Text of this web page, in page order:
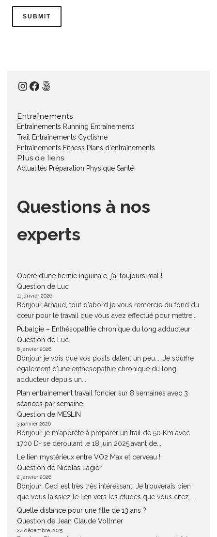
Instagram
Facebook
500px
Entraînements
Entraînements Running Entraînements
Trail
Entraînements Cyclisme
Entraînements Fitness Plans d'entraînements
Plus de liens
Actualités Préparation Physique Santé
Questions à nos
experts
Opéré d’une hernie inguinale, j’ai toujours mal !
Question de Luc
11 janvier 2026
Bonjour Arnaud, tout d'abord je vous remercie du fond du
cœur pour le travail que vous avez effectué pour mettre...
Pubalgie – Enthésopathie chronique du long adducteur
Question de Luc
6 janvier 2026
Bonjour je vois que vos posts datent un peu.... Je souffre
également d'une enthesopathie chronique du long
adducteur depuis un...
Plan entrainement travail foncier sur 8 semaines avec 3
séances par semaine
Question de MESLIN
3 janvier 2026
Bonjour, je m'apprête à préparer un trail de 50 Km avec
1700 D+ se déroulant le 18 juin 2025,avant de...
Le lien mystérieux entre VO2 Max et cerveau !
Question de Nicolas Lagier
2 janvier 2026
Bonjour. Ceci est très très intéressant. Je trouverais bien
que vous laissiez le lien vers les études que vous citez....
Quelle distance pour une fille de 13 ans ?
Question de Jean Claude Vollmer
24 décembre 2025